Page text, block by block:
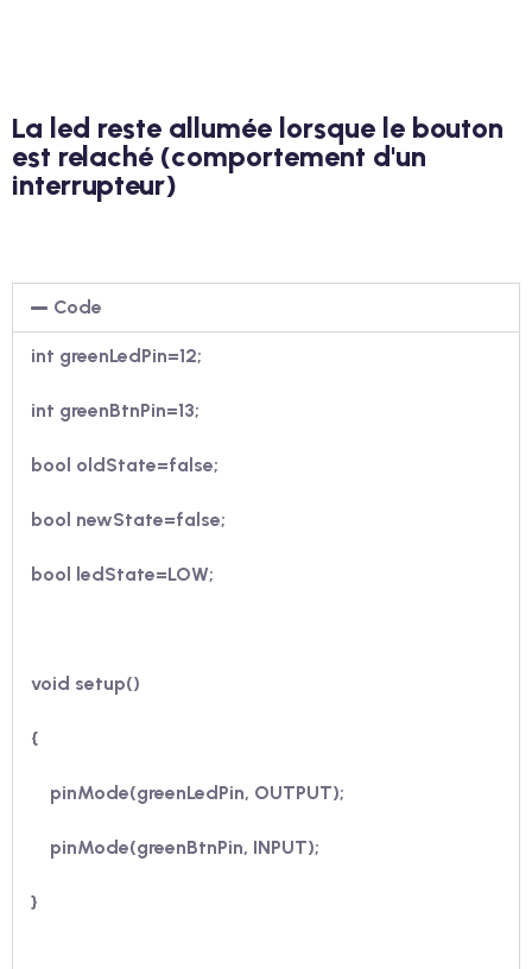
La led reste allumée lorsque le bouton
est relaché (comportement d'un
interrupteur)
Code
int greenLedPin=12;
int greenBtnPin=13;
bool oldState=false;
bool newState=false;
bool ledState=LOW;
void setup()
{
pinMode(greenLedPin, OUTPUT);
pinMode(greenBtnPin, INPUT);
}